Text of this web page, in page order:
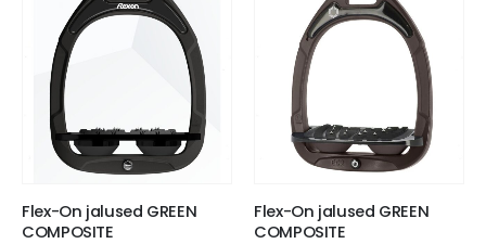
Flex-On jalused GREEN
COMPOSITE
Flex-On jalused GREEN
COMPOSITE